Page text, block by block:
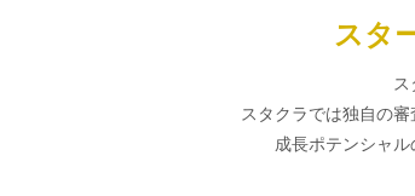
スタ
スタクラでは独自の
成長ポテンシャ